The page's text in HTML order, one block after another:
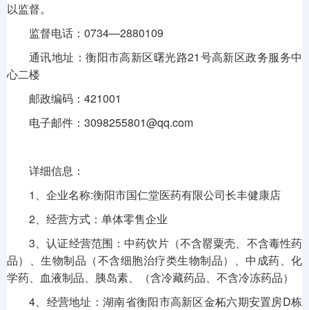
以监督。
监督电话：0734—2880109
通讯地址：衡阳市高新区曙光路21号高新区政务服务中
心二楼
邮政编码：421001
电子邮件：3098255801@qq.com
详细信息：
1、企业名称:衡阳市国仁堂医药有限公司长丰健康店
2、经营方式：单体零售企业
3、认证经营范围：中药饮片（不含罂粟壳、不含毒性药
品）、生物制品（不含细胞治疗类生物制品）、中成药、化
学药、血液制品、胰岛素、（含冷藏药品、不含冷冻药品）
4、经营地址：湖南省衡阳市高新区金柘六期安置房D栋